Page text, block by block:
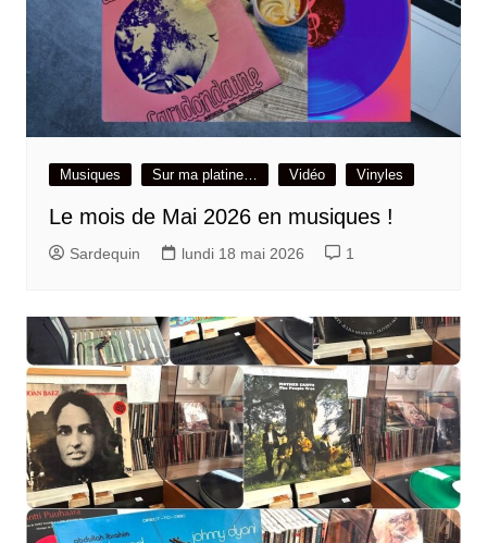
Musiques Sur ma platine… Vidéo Vinyles
Le mois de Mai 2026 en musiques !
Sardequin lundi 18 mai 2026 1